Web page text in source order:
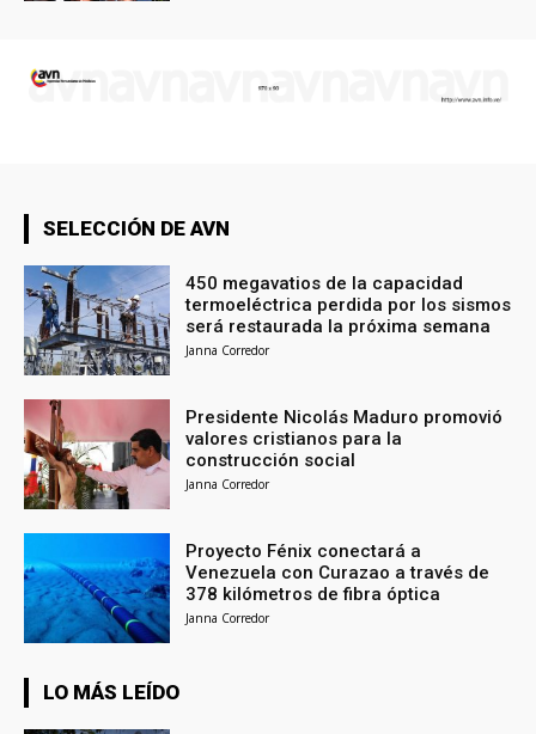
SELECCIÓN DE AVN
450 megavatios de la capacidad
termoeléctrica perdida por los sismos
será restaurada la próxima semana
Janna Corredor
Presidente Nicolás Maduro promovió
valores cristianos para la
construcción social
Janna Corredor
Proyecto Fénix conectará a
Venezuela con Curazao a través de
378 kilómetros de fibra óptica
Janna Corredor
LO MÁS LEÍDO